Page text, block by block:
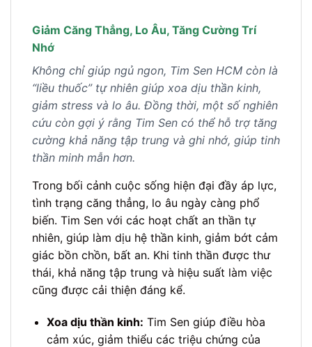
Giảm Căng Thẳng, Lo Âu, Tăng Cường Trí
Nhớ
Không chỉ giúp ngủ ngon, Tim Sen HCM còn là
“liều thuốc” tự nhiên giúp xoa dịu thần kinh,
giảm stress và lo âu. Đồng thời, một số nghiên
cứu còn gợi ý rằng Tim Sen có thể hỗ trợ tăng
cường khả năng tập trung và ghi nhớ, giúp tinh
thần minh mẫn hơn.
Trong bối cảnh cuộc sống hiện đại đầy áp lực,
tình trạng căng thẳng, lo âu ngày càng phổ
biến. Tim Sen với các hoạt chất an thần tự
nhiên, giúp làm dịu hệ thần kinh, giảm bớt cảm
giác bồn chồn, bất an. Khi tinh thần được thư
thái, khả năng tập trung và hiệu suất làm việc
cũng được cải thiện đáng kể.
Xoa dịu thần kinh: Tim Sen giúp điều hòa
cảm xúc, giảm thiểu các triệu chứng của